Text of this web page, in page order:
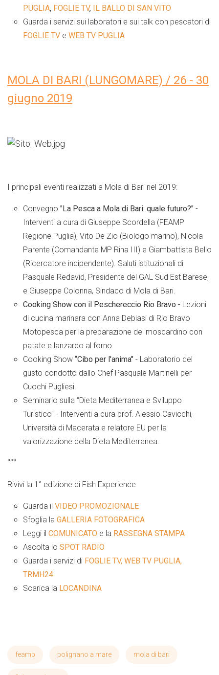
PUGLIA, FOGLIE TV, IL BALLO DI SAN VITO
Guarda i servizi sui laboratori e sui talk con pescatori di
FOGLIE TV e WEB TV PUGLIA
MOLA DI BARI (LUNGOMARE) / 26 - 30
giugno 2019
I principali eventi realizzati a Mola di Bari nel 2019:
Convegno "La Pesca a Mola di Bari: quale futuro?" -
Interventi a cura di Giuseppe Scordella (FEAMP
Regione Puglia), Vito De Zio (Biologo marino), Nicola
Parente (Comandante MP Rina III) e Giambattista Bello
(Ricercatore indipendente). Saluti istituzionali di
Pasquale Redavid, Presidente del GAL Sud Est Barese,
e Giuseppe Colonna, Sindaco di Mola di Bari.
Cooking Show con il Peschereccio Rio Bravo - Lezioni
di cucina marinara con Anna Debiasi di Rio Bravo
Motopesca per la preparazione del moscardino con
patate e lanzardo al forno.
Cooking Show “Cibo per l'anima" - Laboratorio del
gusto condotto dallo Chef Pasquale Martinelli per
Cuochi Pugliesi.
Seminario sulla “Dieta Mediterranea e Sviluppo
Turistico" - Interventi a cura prof. Alessio Cavicchi,
Università di Macerata e relatore EU per la
valorizzazione della Dieta Mediterranea.
°°°
Rivivi la 1° edizione di Fish Experience
Guarda il VIDEO PROMOZIONALE
Sfoglia la GALLERIA FOTOGRAFICA
Leggi il COMUNICATO e la RASSEGNA STAMPA
Ascolta lo SPOT RADIO
Guarda i servizi di FOGLIE TV, WEB TV PUGLIA,
TRMH24
Scarica la LOCANDINA
feamp polignano a mare mola di bari